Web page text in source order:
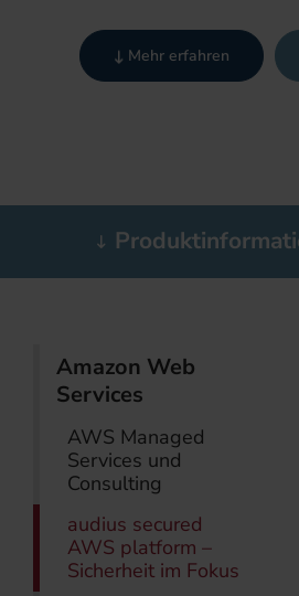
Mehr erfahren
Amazon Web
Services
AWS Managed
Services und
Consulting
audius secured
AWS platform –
Sicherheit im Fokus